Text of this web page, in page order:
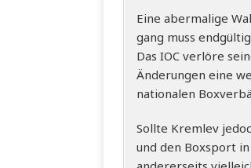
Eine aber­ma­li­ge
gang muss
Das IOC ver­lö­re
Ände­run­gen eine
natio­na­len
Soll­te Kreml­ev
und den Box­sport